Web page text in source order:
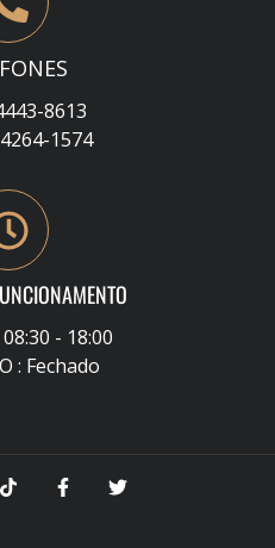
8613
1574
08:30 - 18:00
: Fechado